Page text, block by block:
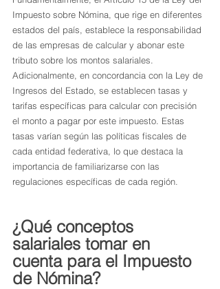
Impuesto sobre Nómina, que rige en diferentes
estados del país, establece la responsabilidad
de las empresas de calcular y abonar este
tributo sobre los montos salariales.
Adicionalmente, en concordancia con la Ley de
Ingresos del Estado, se establecen tasas y
tarifas específicas para calcular con precisión
el monto a pagar por este impuesto. Estas
tasas varían según las políticas fiscales de
cada entidad federativa, lo que destaca la
importancia de familiarizarse con las
regulaciones específicas de cada región.
¿Qué conceptos
salariales tomar en
cuenta para el Impuesto
de Nómina?